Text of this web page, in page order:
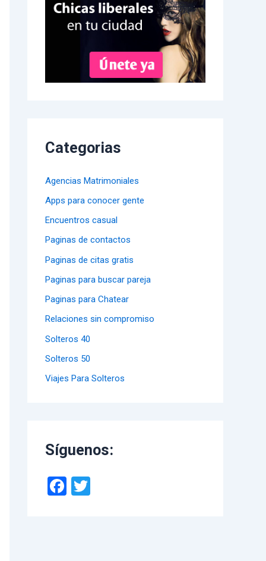
Categorias
Agencias Matrimoniales
Apps para conocer gente
Encuentros casual
Paginas de contactos
Paginas de citas gratis
Paginas para buscar pareja
Paginas para Chatear
Relaciones sin compromiso
Solteros 40
Solteros 50
Viajes Para Solteros
Síguenos:
F